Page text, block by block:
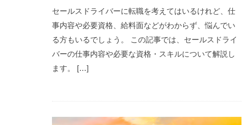
セールスドライバーに転職を考えてはいるけれど、仕
事内容や必要資格、給料面などがわからず、悩んでい
る方もいるでしょう。 この記事では、セールスドライ
バーの仕事内容や必要な資格・スキルについて解説し
ます。 […]